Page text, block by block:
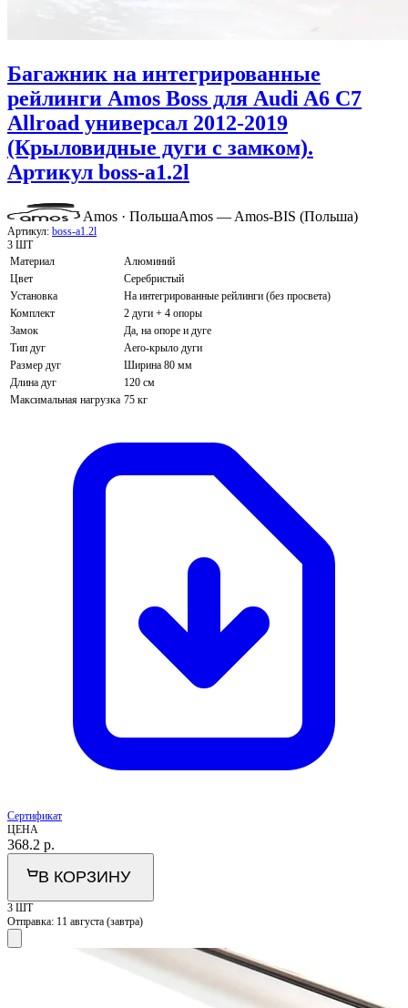
Багажник на интегрированные
рейлинги Amos Boss для Audi A6 C7
Allroad универсал 2012-2019
(Крыловидные дуги с замком).
Артикул boss-a1.2l
Amos · ПольшаAmos — Amos-BIS (Польша)
Артикул: boss-a1.2l
3 ШТ
Материал
Алюминий
Цвет
Серебристый
Установка
На интегрированные рейлинги (без просвета)
Комплект
2 дуги + 4 опоры
Замок
Да, на опоре и дуге
Тип дуг
Aero-крыло дуги
Размер дуг
Ширина 80 мм
Длина дуг
120 см
Максимальная нагрузка 75 кг
Сертификат
ЦЕНА
368.2 р.
В КОРЗИНУ
3 ШТ
Отправка: 11 августа (завтра)